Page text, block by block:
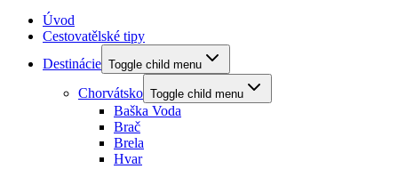
Úvod
Cestovatělské tipy
Destinácie Toggle child menu
Chorvátsko Toggle child menu
Baška Voda
Brač
Brela
Hvar